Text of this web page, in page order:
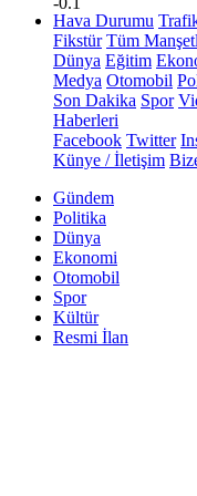
Hava Durumu
Fikstür Tüm
Dünya Eğitim
Medya Otomobil
Son Dakika Spor
Haberleri
Facebook Twitter
Künye / İletişim
Gündem
Politika
Dünya
Ekonomi
Otomobil
Spor
Kültür
Resmi İlan